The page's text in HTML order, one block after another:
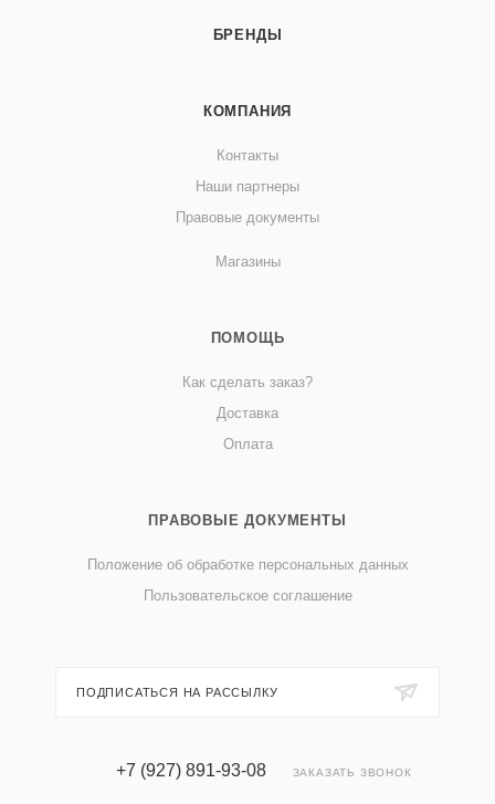
БРЕНДЫ
КОМПАНИЯ
Контакты
Наши партнеры
Правовые документы
Магазины
ПОМОЩЬ
Как сделать заказ?
Доставка
Оплата
ПРАВОВЫЕ ДОКУМЕНТЫ
Положение об обработке персональных данных
Пользовательское соглашение
ПОДПИСАТЬСЯ НА РАССЫЛКУ
+7 (927) 891-93-08 ЗАКАЗАТЬ ЗВОНОК